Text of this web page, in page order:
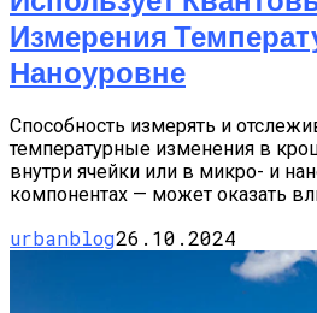
Измерения
Наноуровне
Способность измерять и
температурные изменения в
внутри ячейки или в микро- и
компонентах — может оказать
urbanblog26.10.2024